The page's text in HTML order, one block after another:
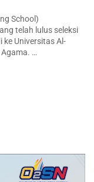
School)
telah lulus seleksi
Universitas Al-
…